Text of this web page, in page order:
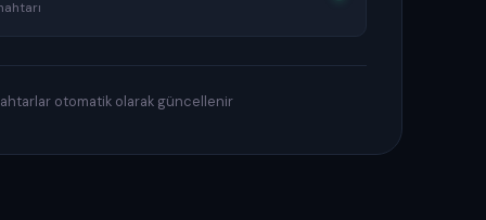
otomatik olarak güncellenir